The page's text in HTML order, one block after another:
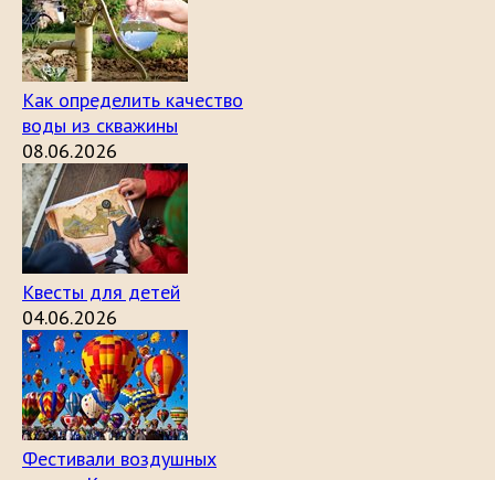
Как определить качество
воды из скважины
08.06.2026
Квесты для детей
04.06.2026
Фестивали воздушных